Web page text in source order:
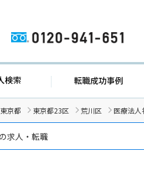
求人検索
東京都 東京都23区 荒川区 医療法
求人・転職